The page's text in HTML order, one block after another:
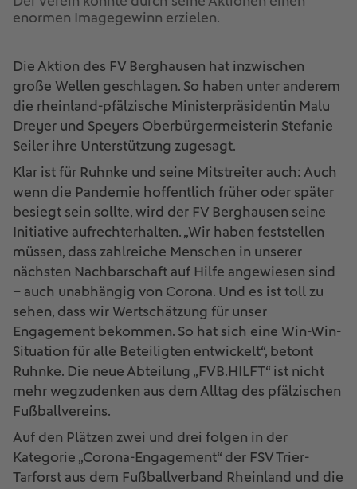
enormen Imagegewinn erzielen.
Die Aktion des FV Berghausen hat inzwischen
große Wellen geschlagen. So haben unter anderem
die rheinland-pfälzische Ministerpräsidentin Malu
Dreyer und Speyers Oberbürgermeisterin Stefanie
Seiler ihre Unterstützung zugesagt.
Klar ist für Ruhnke und seine Mitstreiter auch: Auch
wenn die Pandemie hoffentlich früher oder später
besiegt sein sollte, wird der FV Berghausen seine
Initiative aufrechterhalten. „Wir haben feststellen
müssen, dass zahlreiche Menschen in unserer
nächsten Nachbarschaft auf Hilfe angewiesen sind
– auch unabhängig von Corona. Und es ist toll zu
sehen, dass wir Wertschätzung für unser
Engagement bekommen. So hat sich eine Win-Win-
Situation für alle Beteiligten entwickelt“, betont
Ruhnke. Die neue Abteilung „FVB.HILFT“ ist nicht
mehr wegzudenken aus dem Alltag des pfälzischen
Fußballvereins.
Auf den Plätzen zwei und drei folgen in der
Kategorie „Corona-Engagement“ der FSV Trier-
Tarforst aus dem Fußballverband Rheinland und die